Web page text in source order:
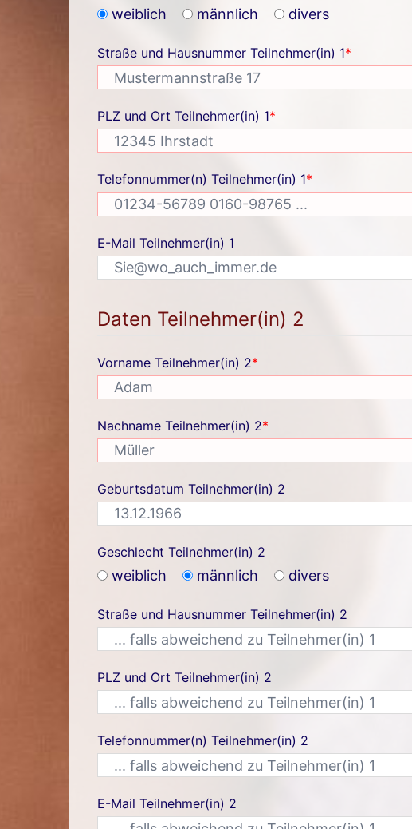
weiblich männlich divers
Straße und Hausnummer Teilnehmer(in) 1*
PLZ und Ort Teilnehmer(in) 1*
Telefonnummer(n) Teilnehmer(in) 1*
E-Mail Teilnehmer(in) 1
Daten Teilnehmer(in) 2
Vorname Teilnehmer(in) 2*
Nachname Teilnehmer(in) 2*
Geburtsdatum Teilnehmer(in) 2
Geschlecht Teilnehmer(in) 2
weiblich männlich divers
Straße und Hausnummer Teilnehmer(in) 2
PLZ und Ort Teilnehmer(in) 2
Telefonnummer(n) Teilnehmer(in) 2
E-Mail Teilnehmer(in) 2